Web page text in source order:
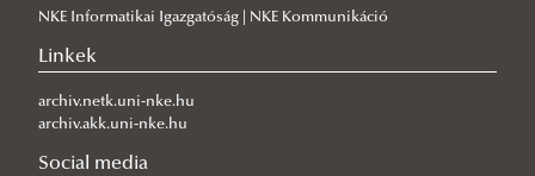
2018
2017
2018
NKE Informatikai Igazgatóság | NKE Kommunikáció
Linkek
archiv.netk.uni-nke.hu
archiv.akk.uni-nke.hu
Social media